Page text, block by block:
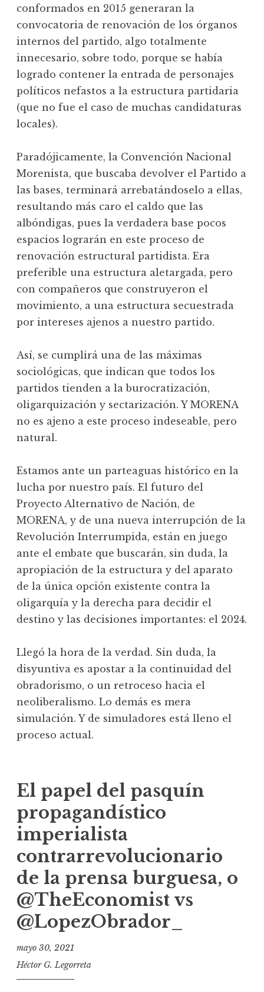
conformados en 2015 generaran la
convocatoria de renovación de los órganos
internos del partido, algo totalmente
innecesario, sobre todo, porque se había
logrado contener la entrada de personajes
políticos nefastos a la estructura partidaria
(que no fue el caso de muchas candidaturas
locales).
Paradójicamente, la Convención Nacional
Morenista, que buscaba devolver el Partido a
las bases, terminará arrebatándoselo a ellas,
resultando más caro el caldo que las
albóndigas, pues la verdadera base pocos
espacios lograrán en este proceso de
renovación estructural partidista. Era
preferible una estructura aletargada, pero
con compañeros que construyeron el
movimiento, a una estructura secuestrada
por intereses ajenos a nuestro partido.
Así, se cumplirá una de las máximas
sociológicas, que indican que todos los
partidos tienden a la burocratización,
oligarquización y sectarización. Y MORENA
no es ajeno a este proceso indeseable, pero
natural.
Estamos ante un parteaguas histórico en la
lucha por nuestro país. El futuro del
Proyecto Alternativo de Nación, de
MORENA, y de una nueva interrupción de la
Revolución Interrumpida, están en juego
ante el embate que buscarán, sin duda, la
apropiación de la estructura y del aparato
de la única opción existente contra la
oligarquía y la derecha para decidir el
destino y las decisiones importantes: el 2024.
Llegó la hora de la verdad. Sin duda, la
disyuntiva es apostar a la continuidad del
obradorismo, o un retroceso hacia el
neoliberalismo. Lo demás es mera
simulación. Y de simuladores está lleno el
proceso actual.
El papel del pasquín
propagandístico
imperialista
contrarrevolucionario
de la prensa burguesa, o
@TheEconomist vs
@LopezObrador_
mayo 30, 2021
Héctor G. Legorreta